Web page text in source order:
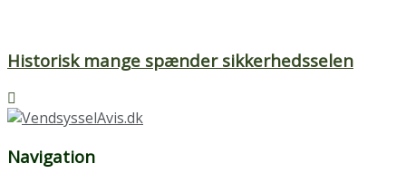
Historisk mange spænder sikkerhedsselen
Navigation